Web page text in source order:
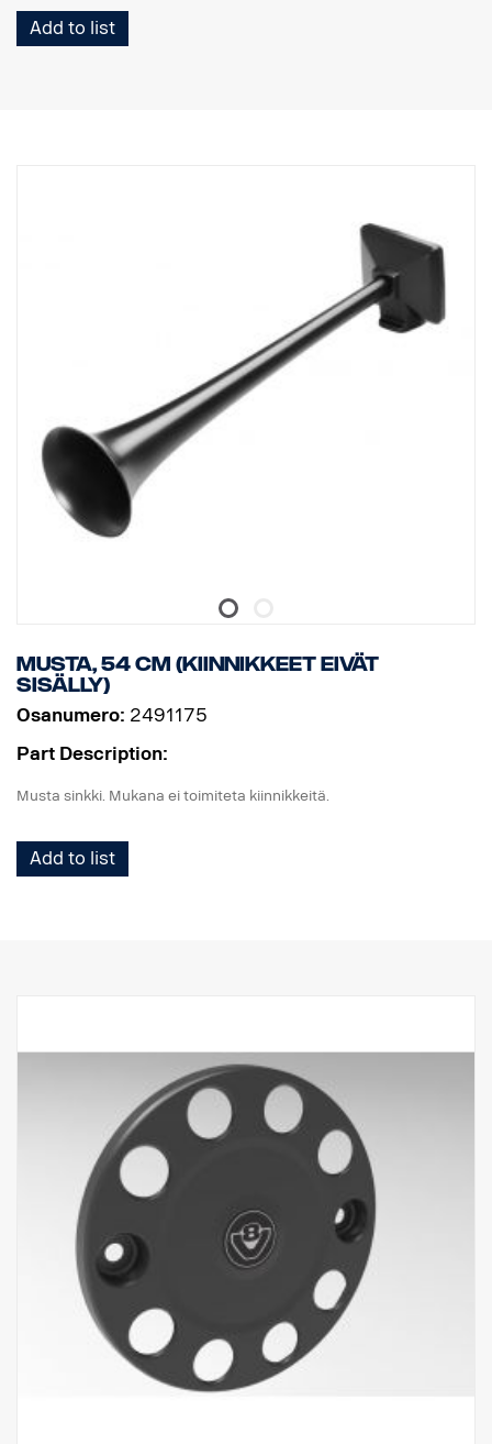
Add to list
Musta, 54 cm (Kiinnikkeet eivät
sisälly)
Osanumero: 2491175
Part Description:
Musta sinkki. Mukana ei toimiteta kiinnikkeitä.
Add to list